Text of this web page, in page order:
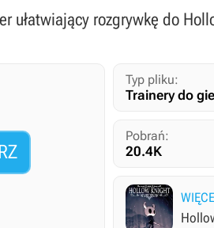
ułatwiający rozgrywkę do
Typ pliku:
Trainery do
Pobrań:
20.4K